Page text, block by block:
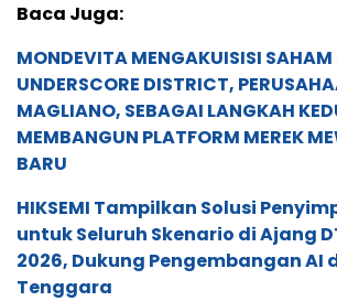
Baca Juga:
MONDEVITA MENGAKUISISI
UNDERSCORE DISTRICT,
MAGLIANO, SEBAGAI LANGKAH
MEMBANGUN PLATFORM MEREK
BARU
HIKSEMI Tampilkan Solusi
untuk Seluruh Skenario di Ajang
2026, Dukung Pengembangan AI
Tenggara